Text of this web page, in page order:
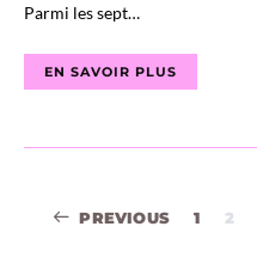
Parmi les sept…
EN SAVOIR PLUS
PREVIOUS 1 2